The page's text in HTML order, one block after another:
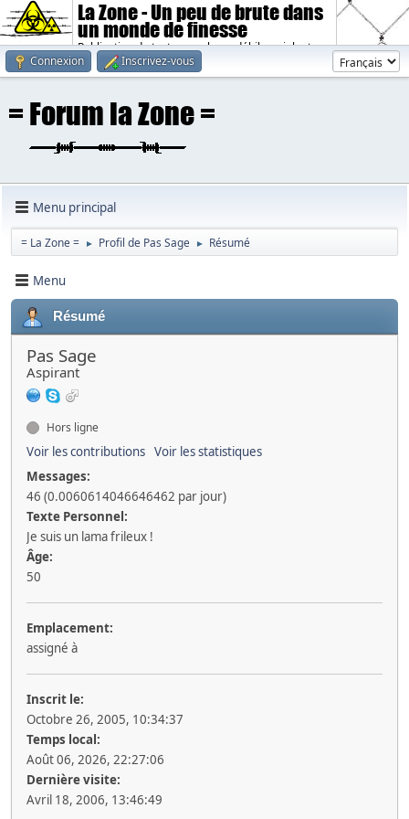
La Zone - Un peu de brute dans
un monde de finesse
Publication de textes sombres, débiles, violents.
Connexion
Inscrivez-vous
Menu principal
= La Zone = ► Profil de Pas Sage ► Résumé
Menu
Résumé
Pas Sage
Aspirant
Hors ligne
Voir les contributions Voir les statistiques
Messages:
46 (0.0060614046646462 par jour)
Texte Personnel:
Je suis un lama frileux !
Âge:
50
Emplacement:
assigné à
Inscrit le:
Octobre 26, 2005, 10:34:37
Temps local:
Août 06, 2026, 22:27:06
Dernière visite:
Avril 18, 2006, 13:46:49